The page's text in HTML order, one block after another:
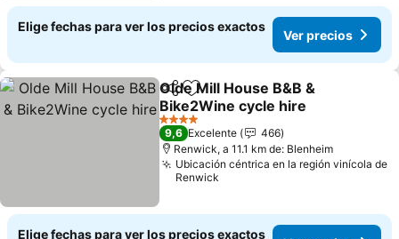
Elige fechas para ver los precios exactos
Ver precios
CompartirAgregar a favoritos
Olde Mill House B&B &
Bike2Wine cycle hire
Ver precios
4 Estrellas
9,6 Excelente
466
Renwick, a 11.1 km de: Blenheim
Ubicación céntrica en la región vinícola de
Renwick
Elige fechas para ver los precios exactos